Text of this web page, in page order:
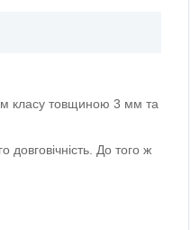
класу товщиною 3 мм та
До того ж